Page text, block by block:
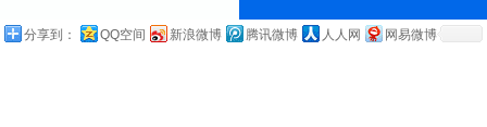
分享到： QQ空间 新浪微博 腾讯微博 人人网 网易微博